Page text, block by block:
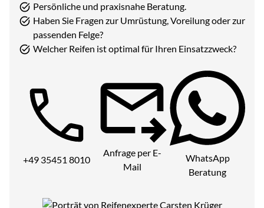
Persönliche und praxisnahe Beratung.
Haben Sie Fragen zur Umrüstung, Voreilung oder zur
passenden Felge?
Welcher Reifen ist optimal für Ihren Einsatzzweck?
Telefon:
+49 35451 8010
Anfrage per E-
Mail
WhatsApp
Beratung